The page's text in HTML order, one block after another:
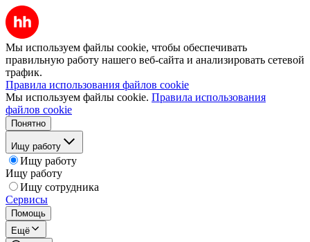
Мы используем файлы cookie, чтобы обеспечивать
правильную работу нашего веб-сайта и анализировать сетевой
трафик.
Правила использования файлов cookie
Мы используем файлы cookie. Правила использования
файлов cookie
Понятно
Ищу работу
Ищу работу
Ищу работу
Ищу сотрудника
Сервисы
Помощь
Ещё